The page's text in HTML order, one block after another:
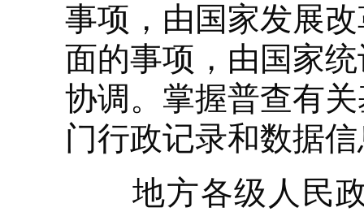
事项，由国家发展
面的事项，由国家
协调。掌握普查有
门行政记录和数据
地方各级人民政